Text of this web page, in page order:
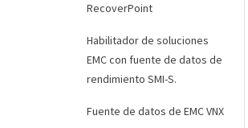
RecoverPoint
Habilitador de soluciones
EMC con fuente de datos de
rendimiento SMI-S.
Fuente de datos de EMC VNX